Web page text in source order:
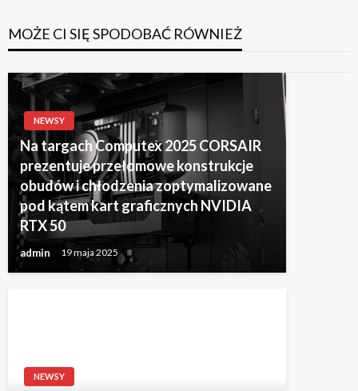
MOŻE CI SIĘ SPODOBAĆ RÓWNIEŻ
NEWSY
Na targach Computex 2025 CORSAIR
prezentuje przełomowe konstrukcje
obudów i chłodzenia zoptymalizowane
pod kątem kart graficznych NVIDIA
RTX 50
admin 19 maja 2025
NEWSY